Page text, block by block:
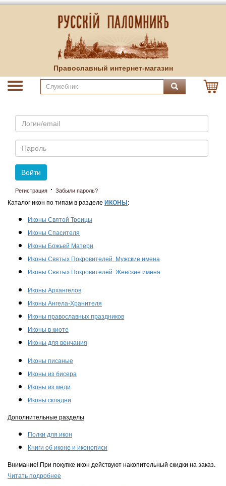
Православный интернет-магазин
Email
Пароль
Войти
Регистрация · Забыли пароль?
Каталог икон по типам в разделе ИКОНЫ :
Иконы Святой Троицы
Иконы Спасителя
Иконы Божьей Матери
Иконы Святых Покровителей. Мужские имена
Иконы Святых Покровителей. Женские имена
Иконы Архангелов
Иконы Ангела-Хранителя
Иконы православных праздников
Иконы в киоте
Иконы для венчания
Иконы писаные
Иконы из бисера
Иконы из меди
Иконы складни
Дополнительные разделы
Полки для икон
Книги об иконе и иконописи
Внимание! При покупке икон действуют накопительный скидки на заказ.
Читать подробнее